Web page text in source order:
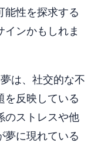
能性を探求する
インかもしれま
は、社交的な不
を反映している
のストレスや他
夢に現れている